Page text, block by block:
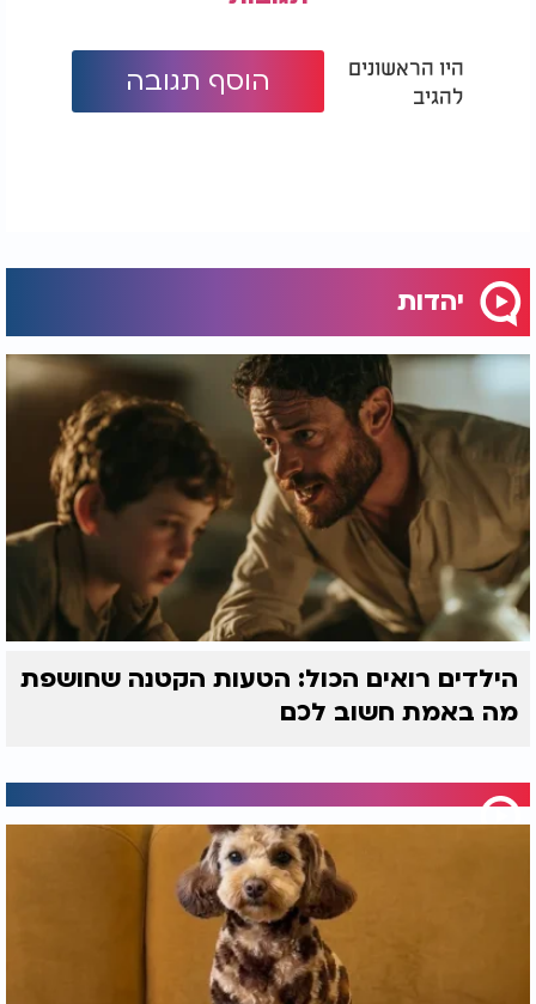
היו הראשונים
להגיב
הוסף תגובה
יהדות
הילדים רואים הכול: הטעות הקטנה שחושפת
מה באמת חשוב לכם